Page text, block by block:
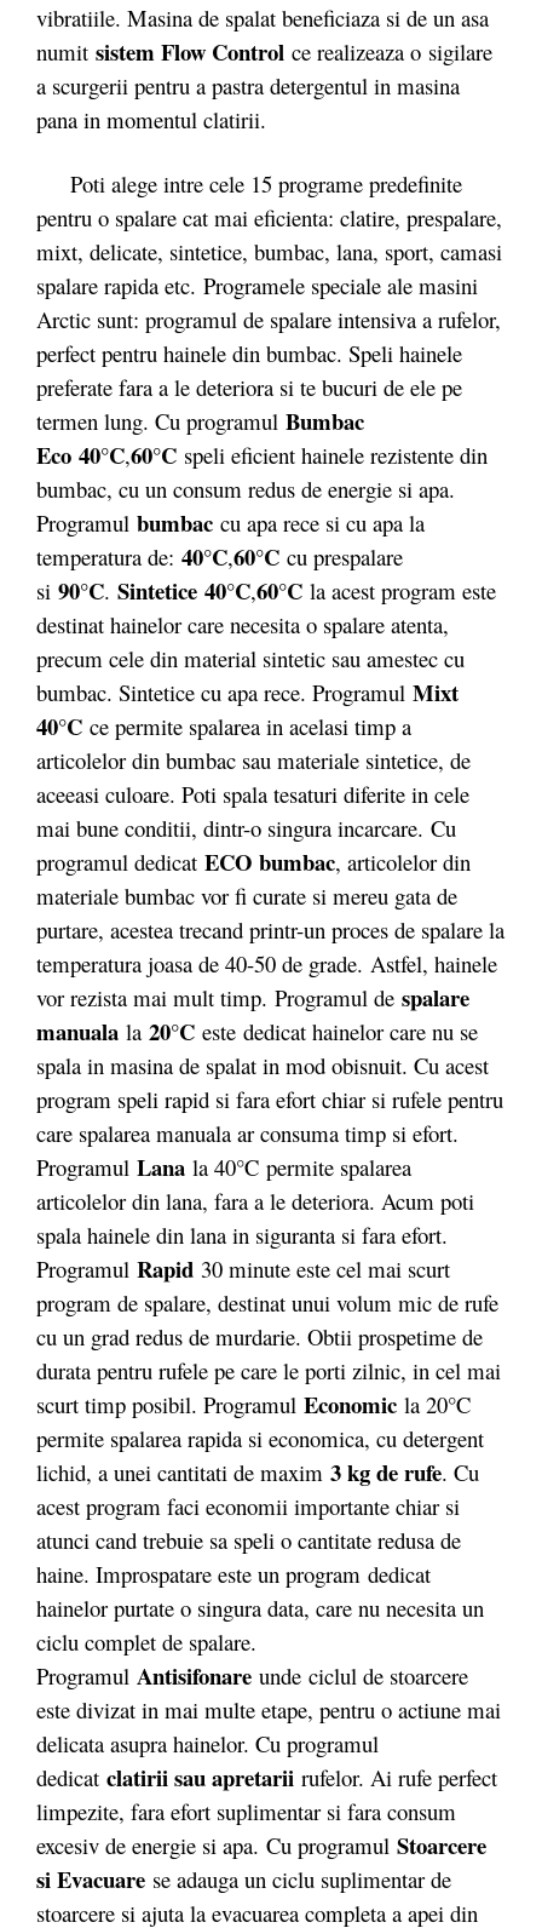
vibratiile. Masina de spalat beneficiaza si de un asa
numit sistem Flow Control ce realizeaza o sigilare
a scurgerii pentru a pastra detergentul in masina
pana in momentul clatirii.
Poti alege intre cele 15 programe predefinite
pentru o spalare cat mai eficienta: clatire, prespalare,
mixt, delicate, sintetice, bumbac, lana, sport, camasi
spalare rapida etc. Programele speciale ale masini
Arctic sunt: programul de spalare intensiva a rufelor,
perfect pentru hainele din bumbac. Speli hainele
preferate fara a le deteriora si te bucuri de ele pe
termen lung. Cu programul Bumbac
Eco 40°C,60°C speli eficient hainele rezistente din
bumbac, cu un consum redus de energie si apa.
Programul bumbac cu apa rece si cu apa la
temperatura de: 40°C,60°C cu prespalare
si 90°C. Sintetice 40°C,60°C la acest program este
destinat hainelor care necesita o spalare atenta,
precum cele din material sintetic sau amestec cu
bumbac. Sintetice cu apa rece. Programul Mixt
40°C ce permite spalarea in acelasi timp a
articolelor din bumbac sau materiale sintetice, de
aceeasi culoare. Poti spala tesaturi diferite in cele
mai bune conditii, dintr-o singura incarcare. Cu
programul dedicat ECO bumbac, articolelor din
materiale bumbac vor fi curate si mereu gata de
purtare, acestea trecand printr-un proces de spalare la
temperatura joasa de 40-50 de grade. Astfel, hainele
vor rezista mai mult timp. Programul de spalare
manuala la 20°C este dedicat hainelor care nu se
spala in masina de spalat in mod obisnuit. Cu acest
program speli rapid si fara efort chiar si rufele pentru
care spalarea manuala ar consuma timp si efort.
Programul Lana la 40°C permite spalarea
articolelor din lana, fara a le deteriora. Acum poti
spala hainele din lana in siguranta si fara efort.
Programul Rapid 30 minute este cel mai scurt
program de spalare, destinat unui volum mic de rufe
cu un grad redus de murdarie. Obtii prospetime de
durata pentru rufele pe care le porti zilnic, in cel mai
scurt timp posibil. Programul Economic la 20°C
permite spalarea rapida si economica, cu detergent
lichid, a unei cantitati de maxim 3 kg de rufe. Cu
acest program faci economii importante chiar si
atunci cand trebuie sa speli o cantitate redusa de
haine. Improspatare este un program dedicat
hainelor purtate o singura data, care nu necesita un
ciclu complet de spalare.
Programul Antisifonare unde ciclul de stoarcere
este divizat in mai multe etape, pentru o actiune mai
delicata asupra hainelor. Cu programul
dedicat clatirii sau apretarii rufelor. Ai rufe perfect
limpezite, fara efort suplimentar si fara consum
excesiv de energie si apa. Cu programul Stoarcere
si Evacuare se adauga un ciclu suplimentar de
stoarcere si ajuta la evacuarea completa a apei din